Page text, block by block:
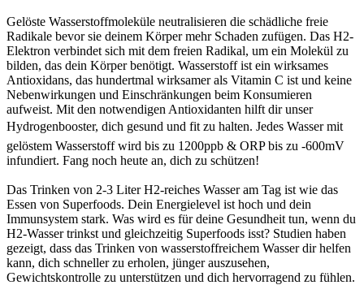
Gelöste Wasserstoffmoleküle neutralisieren die schädliche freie
Radikale bevor sie deinem Körper mehr Schaden zufügen. Das H2-
Elektron verbindet sich mit dem freien Radikal, um ein Molekül zu
bilden, das dein Körper benötigt. Wasserstoff ist ein wirksames
Antioxidans, das hundertmal wirksamer als Vitamin C ist und keine
Nebenwirkungen und Einschränkungen beim Konsumieren
aufweist. Mit den notwendigen Antioxidanten hilft dir unser
Hydrogenbooster, dich gesund und fit zu halten. Jedes Wasser mit
gelöstem Wasserstoff wird bis zu 1200ppb & ORP bis zu -600mV
infundiert. Fang noch heute an, dich zu schützen!
Das Trinken von 2-3 Liter H2-reiches Wasser am Tag ist wie das
Essen von Superfoods. Dein Energielevel ist hoch und dein
Immunsystem stark. Was wird es für deine Gesundheit tun, wenn du
H2-Wasser trinkst und gleichzeitig Superfoods isst? Studien haben
gezeigt, dass das Trinken von wasserstoffreichem Wasser dir helfen
kann, dich schneller zu erholen, jünger auszusehen,
Gewichtskontrolle zu unterstützen und dich hervorragend zu fühlen.